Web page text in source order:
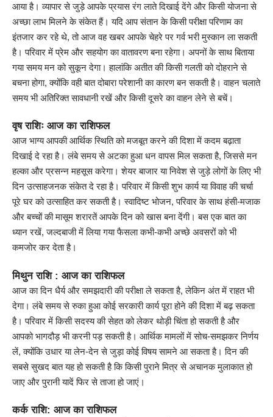
आया है। व्यापार से जुड़े आपके प्रयास रंग लाते दिखाई देंगे और किसी योजना से
अच्छा लाभ मिलने के संकेत हैं। यदि आप संतान के किसी परीक्षा परिणाम का
इंतजार कर रहे थे, तो आज वह खबर आपके चेहरे पर गर्व भरी मुस्कान ला सकती
है। परिवार में प्रेम और सहयोग का वातावरण बना रहेगा। अपनों के साथ बिताया
गया समय मन को सुकून देगा। हालांकि अतीत की किसी गलती को दोहराने से
बचना होगा, क्योंकि वही बात दोबारा परेशानी का कारण बन सकती है। वाहन चलाते
समय भी अतिरिक्त सावधानी रखें और किसी दूसरे का वाहन लेने से बचें।
वृष राशिः आज का राशिफल
आज भाग्य आपकी आर्थिक स्थिति को मजबूत करने की दिशा में कदम बढ़ाता
दिखाई दे रहा है। लंबे समय से अटका हुआ धन वापस मिल सकता है, जिससे मन
हल्का और प्रसन्न महसूस करेगा। शेयर बाजार या निवेश से जुड़े लोगों के लिए भी
दिन उत्साहजनक संकेत दे रहा है। परिवार में किसी शुभ कार्य या विवाह की चर्चा
पूरे घर को उत्साहित कर सकती है। स्वादिष्ट भोजन, परिवार के साथ हंसी-मजाक
और बच्चों की मासूम शरारतें आपके दिन को खास बना देंगी। बस एक बात का
ध्यान रखें, जल्दबाजी में लिया गया फैसला कभी-कभी अच्छे अवसरों को भी
कमजोर कर देता है।
मिथुन राशि : आज का राशिफल
आज का दिन धैर्य और समझदारी की परीक्षा ले सकता है, लेकिन अंत में राहत भी
देगा। लंबे समय से रुका हुआ कोई सरकारी कार्य पूरा होने की दिशा में बढ़ सकता
है। परिवार में किसी सदस्य की सेहत को लेकर थोड़ी चिंता हो सकती है और
आपको भागदौड़ भी करनी पड़ सकती है। आर्थिक मामलों में सोच-समझकर निर्णय
लें, क्योंकि उधार या लेन-देन से जुड़ा कोई विषय सामने आ सकता है। दिन की
सबसे सुखद बात यह हो सकती है कि किसी पुराने मित्र से अचानक मुलाकात हो
जाए और पुरानी यादें फिर से ताजा हो जाएं।
कर्क राशि: आज का राशिफल